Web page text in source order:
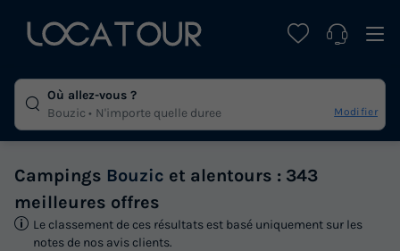
Où allez-vous ?
Bouzic
N'importe quelle duree Modifier
Campings Bouzic et alentours : 343
meilleures offres
Le classement de ces résultats est basé uniquement sur les
notes de nos avis clients.